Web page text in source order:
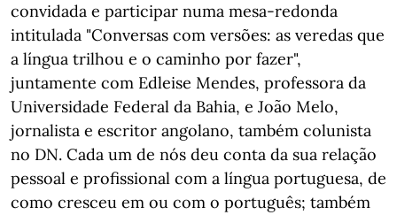
convidada e participar numa mesa-redonda
intitulada "Conversas com versões: as veredas que
a língua trilhou e o caminho por fazer",
juntamente com Edleise Mendes, professora da
Universidade Federal da Bahia, e João Melo,
jornalista e escritor angolano, também colunista
no DN. Cada um de nós deu conta da sua relação
pessoal e profissional com a língua portuguesa, de
como cresceu em ou com o português; também